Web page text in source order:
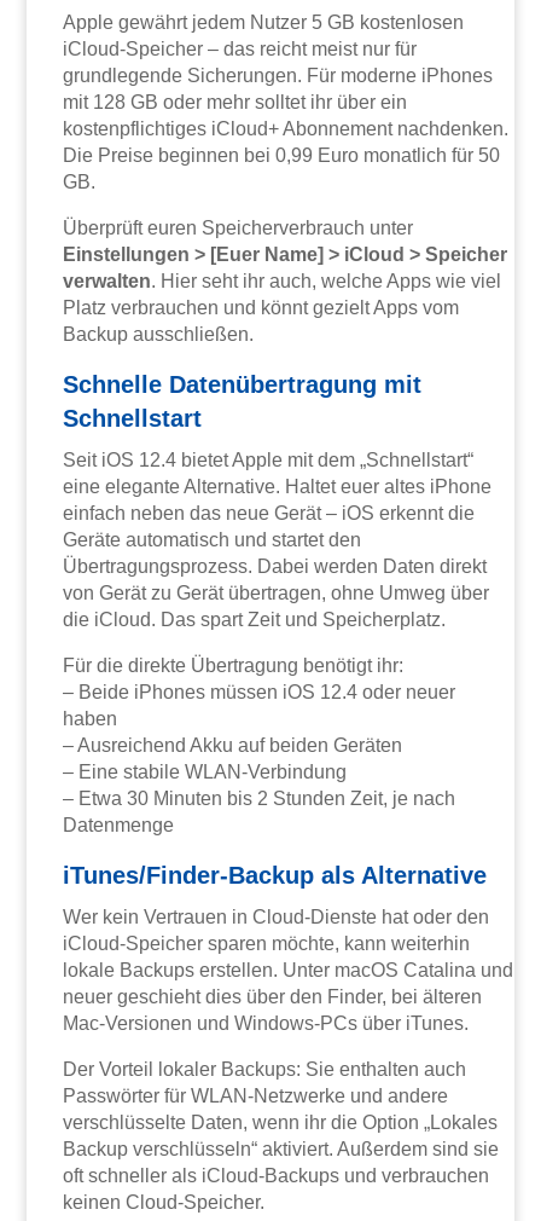
Apple gewährt jedem Nutzer 5 GB kostenlosen
iCloud-Speicher – das reicht meist nur für
grundlegende Sicherungen. Für moderne iPhones
mit 128 GB oder mehr solltet ihr über ein
kostenpflichtiges iCloud+ Abonnement nachdenken.
Die Preise beginnen bei 0,99 Euro monatlich für 50
GB.
Überprüft euren Speicherverbrauch unter
Einstellungen > [Euer Name] > iCloud > Speicher
verwalten. Hier seht ihr auch, welche Apps wie viel
Platz verbrauchen und könnt gezielt Apps vom
Backup ausschließen.
Schnelle Datenübertragung mit
Schnellstart
Seit iOS 12.4 bietet Apple mit dem „Schnellstart“
eine elegante Alternative. Haltet euer altes iPhone
einfach neben das neue Gerät – iOS erkennt die
Geräte automatisch und startet den
Übertragungsprozess. Dabei werden Daten direkt
von Gerät zu Gerät übertragen, ohne Umweg über
die iCloud. Das spart Zeit und Speicherplatz.
Für die direkte Übertragung benötigt ihr:
– Beide iPhones müssen iOS 12.4 oder neuer
haben
– Ausreichend Akku auf beiden Geräten
– Eine stabile WLAN-Verbindung
– Etwa 30 Minuten bis 2 Stunden Zeit, je nach
Datenmenge
iTunes/Finder-Backup als Alternative
Wer kein Vertrauen in Cloud-Dienste hat oder den
iCloud-Speicher sparen möchte, kann weiterhin
lokale Backups erstellen. Unter macOS Catalina und
neuer geschieht dies über den Finder, bei älteren
Mac-Versionen und Windows-PCs über iTunes.
Der Vorteil lokaler Backups: Sie enthalten auch
Passwörter für WLAN-Netzwerke und andere
verschlüsselte Daten, wenn ihr die Option „Lokales
Backup verschlüsseln“ aktiviert. Außerdem sind sie
oft schneller als iCloud-Backups und verbrauchen
keinen Cloud-Speicher.